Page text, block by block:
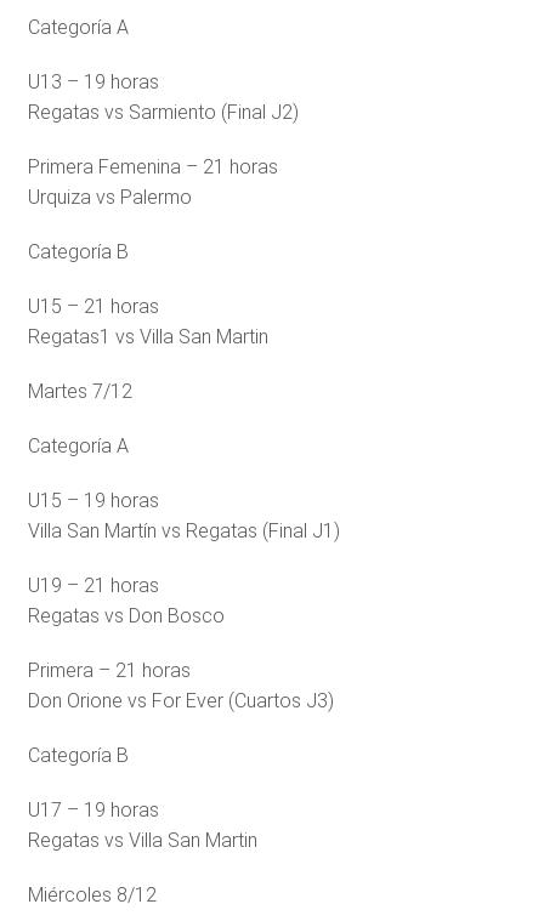
Categoría A
U13 – 19 horas
Regatas vs Sarmiento (Final J2)
Primera Femenina – 21 horas
Urquiza vs Palermo
Categoría B
U15 – 21 horas
Regatas1 vs Villa San Martin
Martes 7/12
Categoría A
U15 – 19 horas
Villa San Martín vs Regatas (Final J1)
U19 – 21 horas
Regatas vs Don Bosco
Primera – 21 horas
Don Orione vs For Ever (Cuartos J3)
Categoría B
U17 – 19 horas
Regatas vs Villa San Martin
Miércoles 8/12